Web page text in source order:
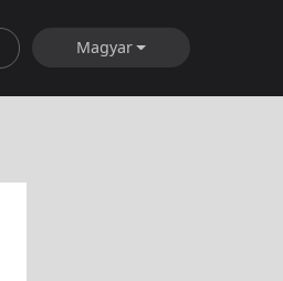
Magyar